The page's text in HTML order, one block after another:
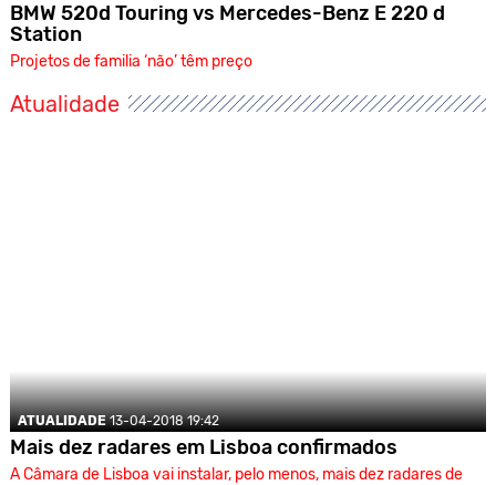
BMW 520d Touring vs Mercedes-Benz E 220 d
Station
Projetos de familia ‘não’ têm preço
Atualidade
ATUALIDADE 13-04-2018 19:42
Mais dez radares em Lisboa confirmados
A Câmara de Lisboa vai instalar, pelo menos, mais dez radares de